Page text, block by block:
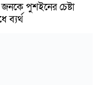
পুশইনের চেষ্টা
ব্যর্থ